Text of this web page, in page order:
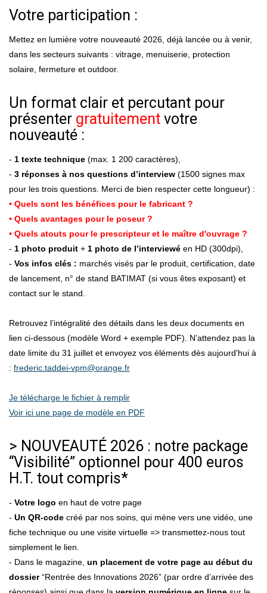
​Votre participation :
Mettez en lumière votre nouveauté 2026, déjà lancée ou à venir,
dans les secteurs suivants : vitrage, menuiserie, protection
solaire, fermeture et outdoor.
Un format clair et percutant pour
présenter gratuitement votre
nouveauté :
- 1 texte technique (max. 1 200 caractères),
- 3 réponses à nos questions d’interview (1500 signes max
pour les trois questions. Merci de bien respecter cette longueur) :
• Quels sont les bénéfices pour le fabricant ?
• Quels avantages pour le poseur ?
• Quels atouts pour le prescripteur et le maître d'ouvrage ?
- 1 photo produit + 1 photo de l’interviewé en HD (300dpi),
- Vos infos clés : marchés visés par le produit, certification, date
de lancement, n° de stand BATIMAT (si vous êtes exposant) et
contact sur le stand.
Retrouvez l’intégralité des détails dans les deux documents en
lien ci-dessous (modèle Word + exemple PDF). N’attendez pas la
date limite du 31 juillet et envoyez vos éléments dès aujourd'hui à
: frederic.taddei-vpm@orange.fr
Je télécharge le fichier à remplir
Voir ici une page de modèle en PDF
> NOUVEAUTÉ 2026 : notre package
“Visibilité” optionnel pour 400 euros
H.T. tout compris*
- Votre logo en haut de votre page
- Un QR-code créé par nos soins, qui mène vers une vidéo, une
fiche technique ou une visite virtuelle => transmettez-nous tout
simplement le lien.
- Dans le magazine, un placement de votre page au début du
dossier“Rentrée des Innovations 2026” (par ordre d’arrivée des